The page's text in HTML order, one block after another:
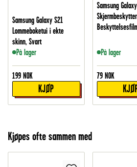
Samsung Galaxy S21
Lommeboketui i ekte
skinn, Svart
På lager
199 NOK
KJØP
Samsung
På lager
79 NOK
Kjøpes ofte sammen med